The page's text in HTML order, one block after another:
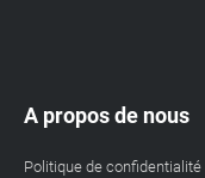
A propos de nous
Politique de confidentialité